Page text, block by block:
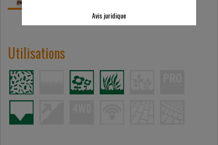
Utilisations
Avis juridique